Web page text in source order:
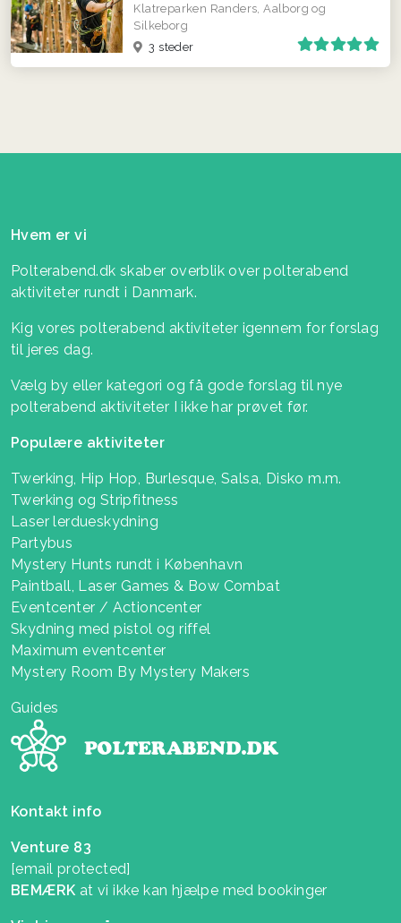
Kontakt Annoncøren
Klatreparken Randers, Aalborg og
Silkeborg
3 steder
Hvem er vi
Polterabend.dk skaber overblik over polterabend
aktiviteter rundt i Danmark.
Kig vores polterabend aktiviteter igennem for forslag
til jeres dag.
Vælg by eller kategori og få gode forslag til nye
polterabend aktiviteter I ikke har prøvet før.
Populære aktiviteter
Twerking, Hip Hop, Burlesque, Salsa, Disko m.m.
Twerking og Stripfitness
Laser lerdueskydning
Partybus
Mystery Hunts rundt i København
Paintball, Laser Games & Bow Combat
Eventcenter / Actioncenter
Skydning med pistol og riffel
Maximum eventcenter
Mystery Room By Mystery Makers
Guides
Kontakt info
Venture 83
[email protected]
BEMÆRK at vi ikke kan hjælpe med bookinger